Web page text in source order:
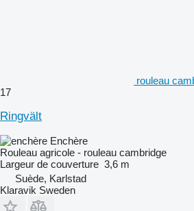
rouleau
17
Ringvält
Enchère
Rouleau agricole - rouleau cambridge
Largeur de couverture 3,6 m
Suède, Karlstad
Klaravik Sweden